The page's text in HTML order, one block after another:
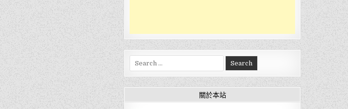
Search
for:
關於本站